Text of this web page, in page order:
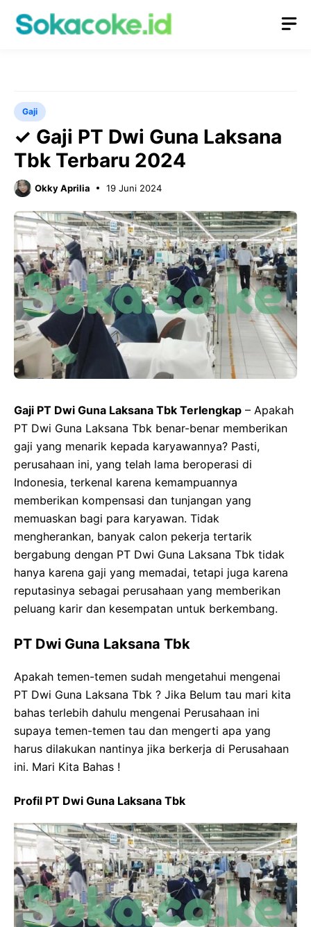
Gaji
✓ Gaji PT Dwi Guna Laksana
Tbk Terbaru 2024
Okky Aprilia 19 Juni 2024
Gaji PT Dwi Guna Laksana Tbk Terlengkap – Apakah
PT Dwi Guna Laksana Tbk benar-benar memberikan
gaji yang menarik kepada karyawannya? Pasti,
perusahaan ini, yang telah lama beroperasi di
Indonesia, terkenal karena kemampuannya
memberikan kompensasi dan tunjangan yang
memuaskan bagi para karyawan. Tidak
mengherankan, banyak calon pekerja tertarik
bergabung dengan PT Dwi Guna Laksana Tbk tidak
hanya karena gaji yang memadai, tetapi juga karena
reputasinya sebagai perusahaan yang memberikan
peluang karir dan kesempatan untuk berkembang.
PT Dwi Guna Laksana Tbk
Apakah temen-temen sudah mengetahui mengenai
PT Dwi Guna Laksana Tbk ? Jika Belum tau mari kita
bahas terlebih dahulu mengenai Perusahaan ini
supaya temen-temen tau dan mengerti apa yang
harus dilakukan nantinya jika berkerja di Perusahaan
ini. Mari Kita Bahas !
Profil PT Dwi Guna Laksana Tbk